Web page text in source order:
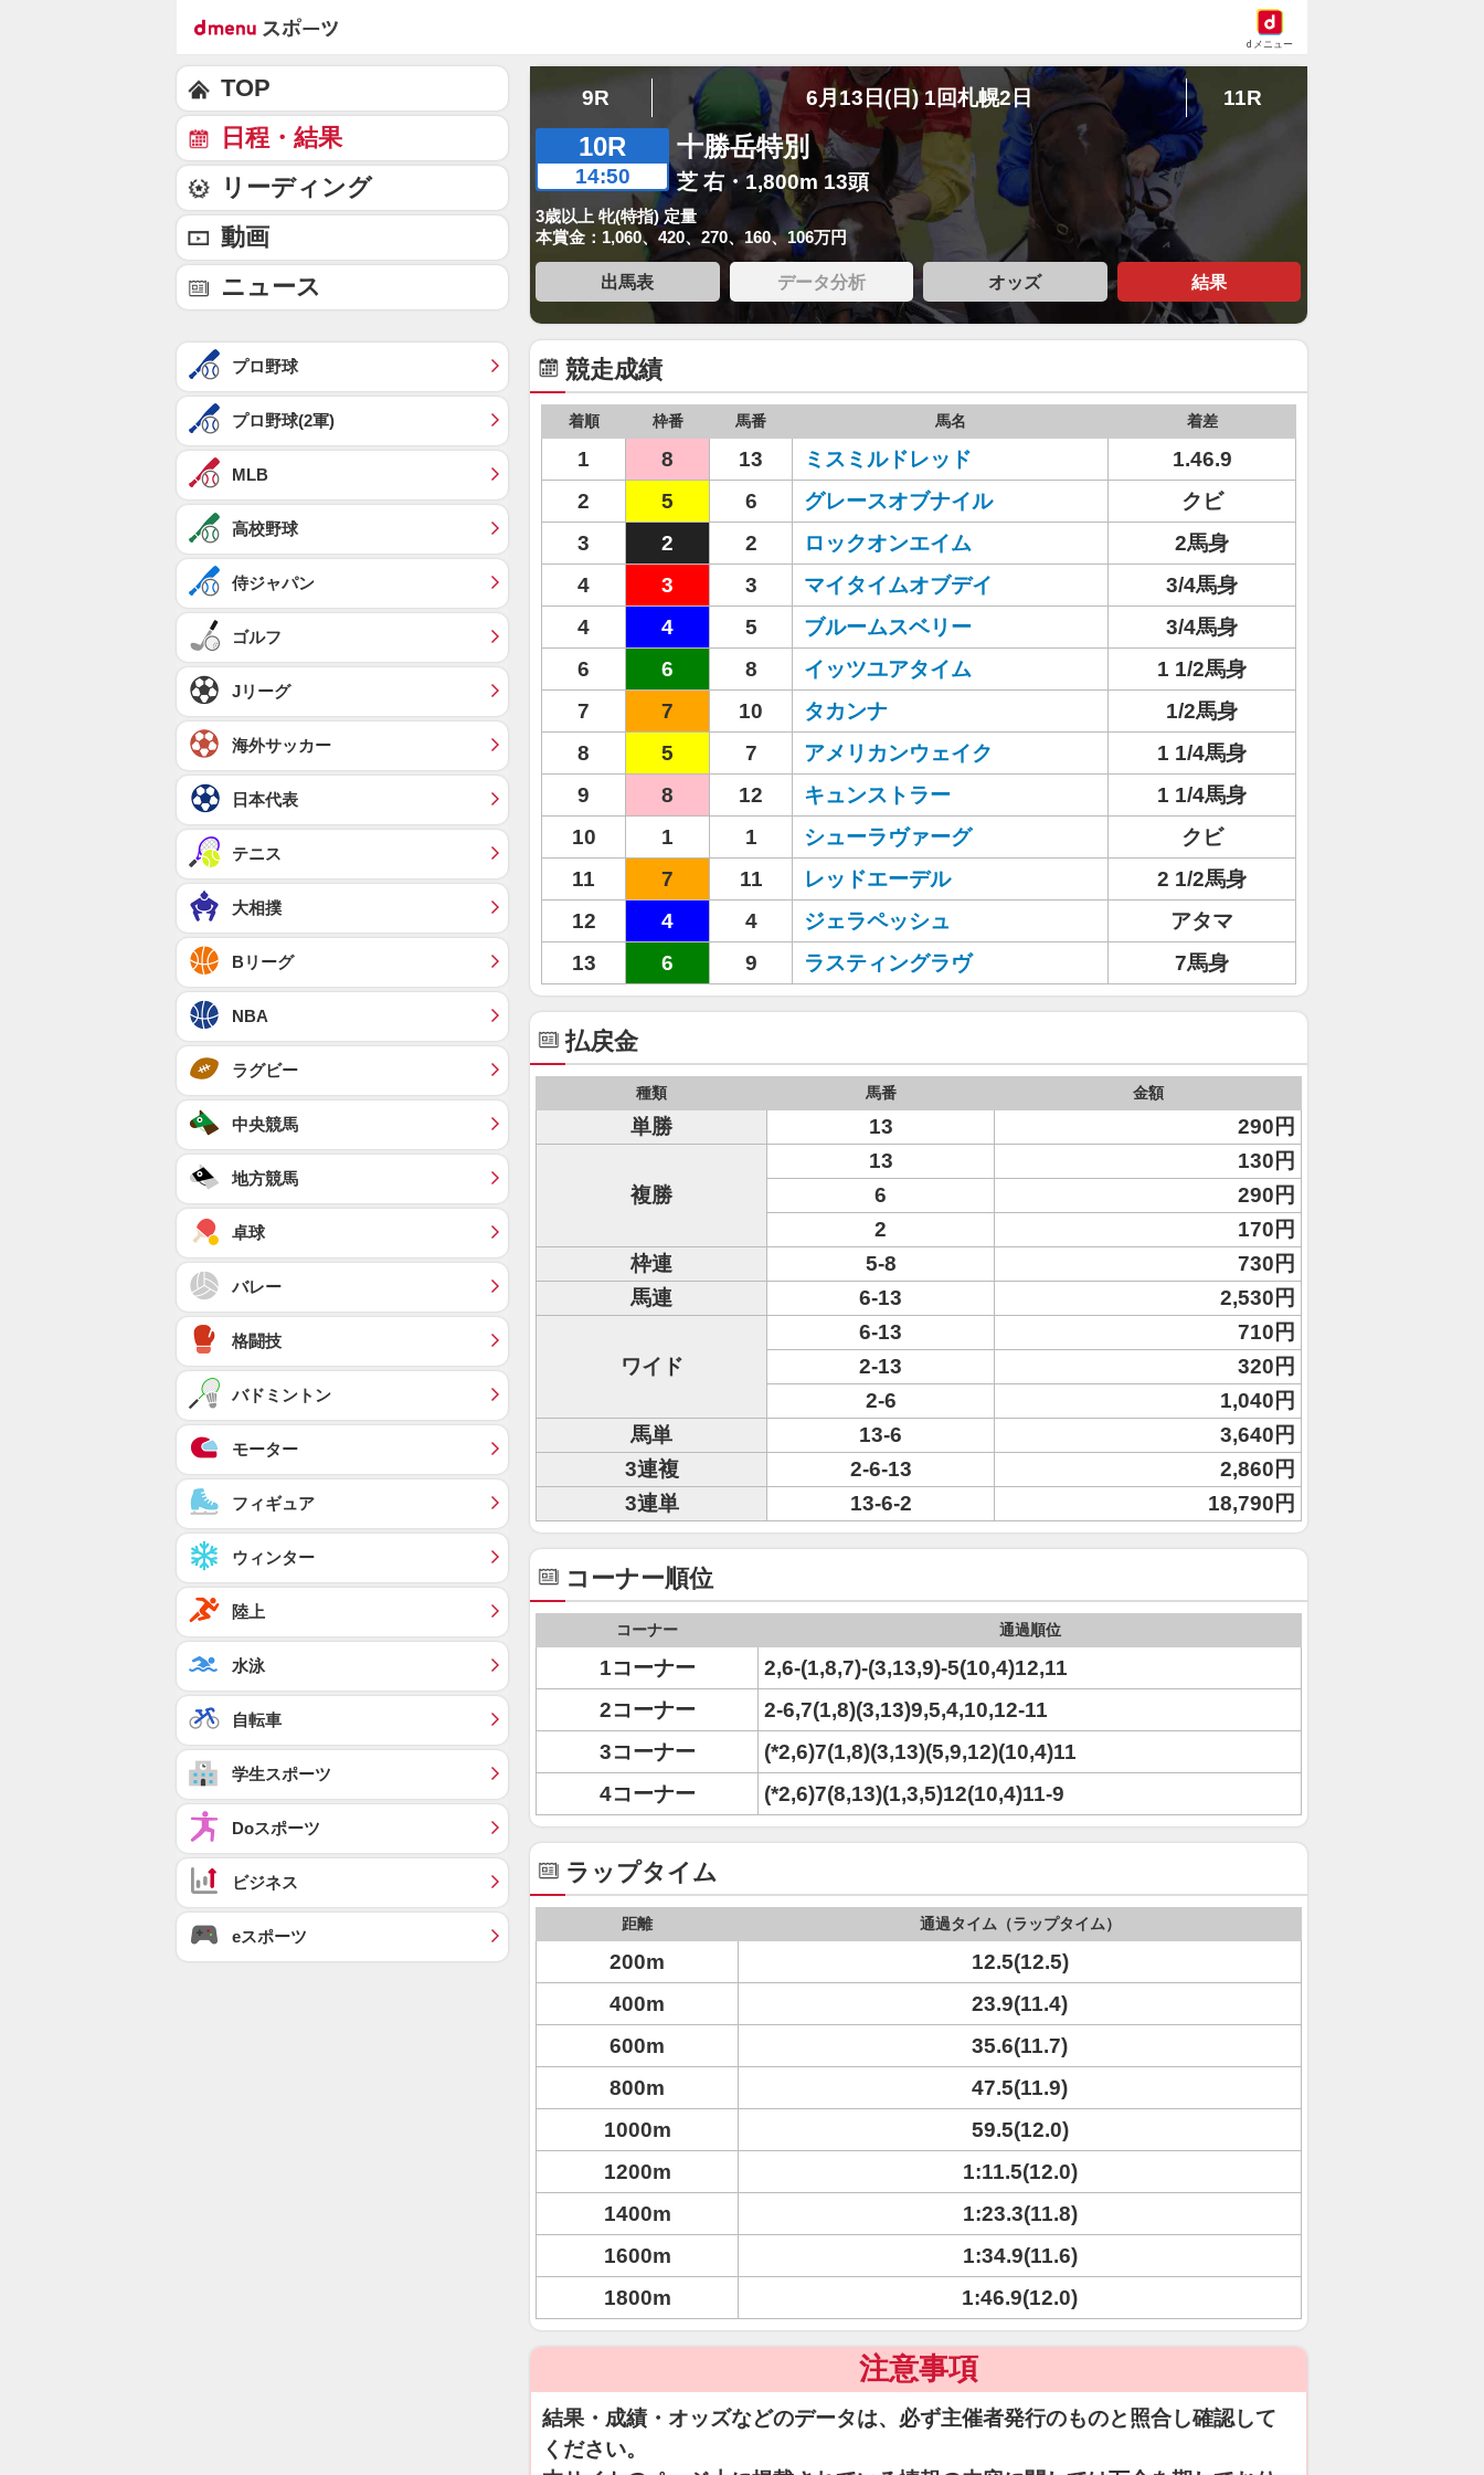
dメニュー
9R 6月13日(日) 1回札幌2日 11R
10R
14:50
十勝岳特別
芝 右・1,800m 13頭
3歳以上 牝(特指) 定量
本賞金：1,060、420、270、160、106万円
出馬表 データ分析 オッズ 結果
競走成績
着順 枠番 馬番 馬名 着差
1 8 13 ミスミルドレッド
1.46.9
2
5 6 グレースオブナイル
クビ
3
2 2 ロックオンエイム
2馬身
4
3 3 マイタイムオブデイ
3/4馬身
4
4 5 ブルームスベリー
3/4馬身
6
6 8 イッツユアタイム
1 1/2馬身
7
7 10 タカンナ
1/2馬身
8
5 7 アメリカンウェイク
1 1/4馬身
9
8 12 キュンストラー
1 1/4馬身
10
1 1 シューラヴァーグ
クビ
11
7 11 レッドエーデル
2 1/2馬身
12
4 4 ジェラペッシュ
アタマ
13
6 9 ラスティングラヴ 7馬身
払戻金
種類 馬番 金額
単勝 13 290円
複勝
13
130円
6
290円
2
170円
枠連
5-8
730円
馬連
6-13 2,530円
ワイド
6-13
710円
2-13
320円
2-6
1,040円
馬単
13-6
3,640円
3連複
2-6-13
2,860円
3連単
13-6-2 18,790円
コーナー順位
コーナー 通過順位
1コーナー
2,6-(1,8,7)-(3,13,9)-5(10,4)12,11
2コーナー
2-6,7(1,8)(3,13)9,5,4,10,12-11
3コーナー
(*2,6)7(1,8)(3,13)(5,9,12)(10,4)11
4コーナー
(*2,6)7(8,13)(1,3,5)12(10,4)11-9
ラップタイム
距離 通過タイム（ラップタイム）
200m
12.5(12.5)
400m
23.9(11.4)
600m
35.6(11.7)
800m
47.5(11.9)
1000m
59.5(12.0)
1200m
1:11.5(12.0)
1400m
1:23.3(11.8)
1600m
1:34.9(11.6)
1800m
1:46.9(12.0)
注意事項
結果・成績・オッズなどのデータは、必ず主催者発行のものと照合し確認して
ください。
TOP
日程・結果
リーディング
動画
ニュース
プロ野球
プロ野球(2軍)
MLB
高校野球
侍ジャパン
ゴルフ
Jリーグ
海外サッカー
日本代表
テニス
大相撲
Bリーグ
NBA
ラグビー
中央競馬
地方競馬
卓球
バレー
格闘技
バドミントン
モーター
フィギュア
ウィンター
陸上
水泳
自転車
学生スポーツ
Doスポーツ
ビジネス
eスポーツ